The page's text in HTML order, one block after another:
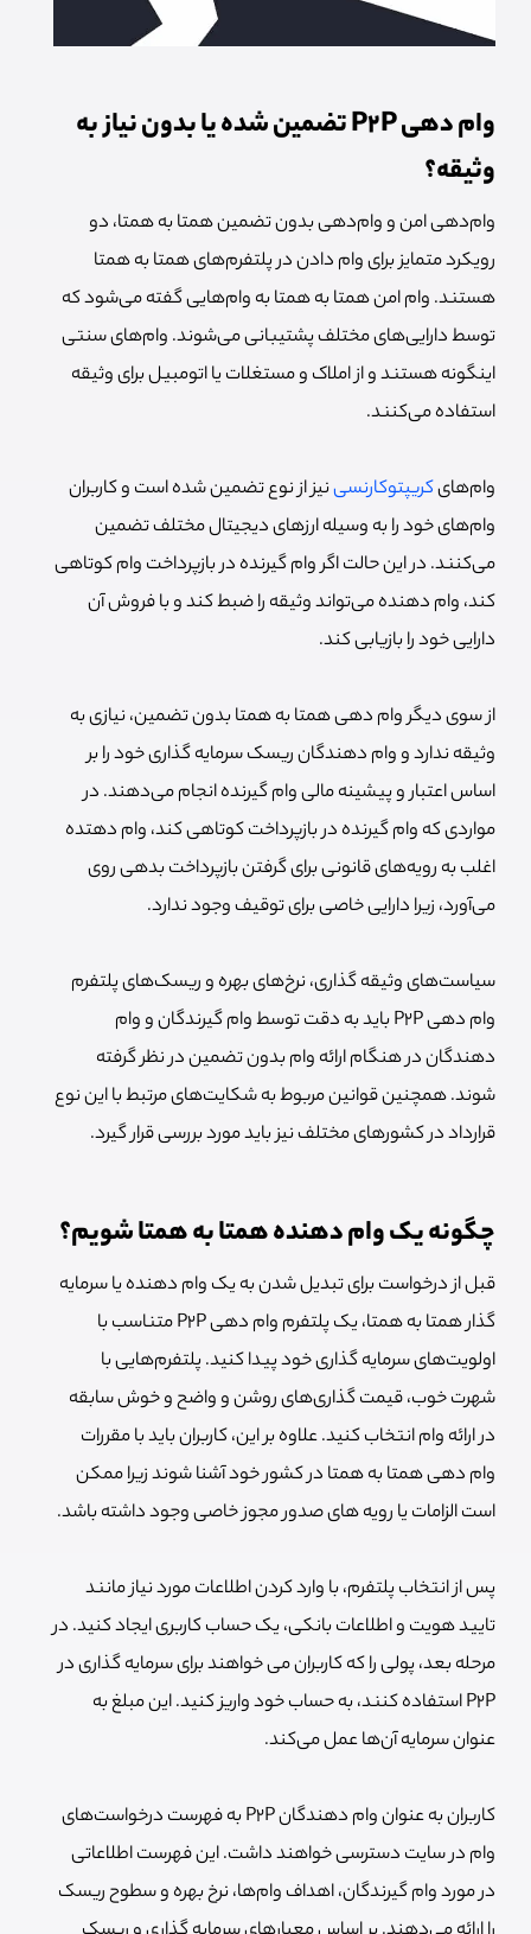
وام دهی P2P تضمین شده یا بدون نیاز به
وثیقه؟
وام‌دهی امن و وام‌دهی بدون تضمین همتا به همتا، دو
رویکرد متمایز برای وام دادن در پلتفرم‌های همتا به همتا
هستند. وام امن همتا به همتا به وام‌هایی گفته می‌شود که
توسط دارایی‌های مختلف پشتیبانی می‌شوند. وام‌های سنتی
اینگونه هستند و از املاک و مستغلات یا اتومبیل برای وثیقه
استفاده می‌کنند.
وام‌هایکریپتوکارنسینیز از نوع تضمین شده است و کاربران
وام‌های خود را به وسیله ارزهای دیجیتال مختلف تضمین
می‌کنند. در این حالت اگر وام گیرنده در بازپرداخت وام کوتاهی
کند، وام دهنده می‌تواند وثیقه را ضبط کند و با فروش آن
دارایی خود را بازیابی کند.
از سوی دیگر وام دهی همتا به همتا بدون تضمین، نیازی به
وثیقه ندارد و وام دهندگان ریسک سرمایه گذاری خود را بر
اساس اعتبار و پیشینه مالی وام گیرنده انجام می‌دهند. در
مواردی که وام گیرنده در بازپرداخت کوتاهی کند، وام دهتده
اغلب به رویه‌های قانونی برای گرفتن بازپرداخت بدهی روی
می‌آورد، زیرا دارایی خاصی برای توقیف وجود ندارد.
سیاست‌های وثیقه گذاری، نرخ‌های بهره و ریسک‌های پلتفرم
وام دهی P2P باید به دقت توسط وام گیرندگان و وام
دهندگان در هنگام ارائه وام بدون تضمین در نظر گرفته
شوند. همچنین قوانین مربوط به شکایت‌های مرتبط با این نوع
قرارداد در کشورهای مختلف نیز باید مورد بررسی قرار گیرد.
چگونه یک وام دهنده همتا به همتا شویم؟
قبل از درخواست برای تبدیل شدن به یک وام دهنده یا سرمایه
گذار همتا به همتا، یک پلتفرم وام دهی P2P متناسب با
اولویت‌های سرمایه گذاری خود پیدا کنید. پلتفرم‌هایی با
شهرت خوب، قیمت گذاری‌های روشن و واضح و خوش سابقه
در ارائه وام انتخاب کنید. علاوه بر این، کاربران باید با مقررات
وام دهی همتا به همتا در کشور خود آشنا شوند زیرا ممکن
است الزامات یا رویه های صدور مجوز خاصی وجود داشته باشد.
پس از انتخاب پلتفرم، با وارد کردن اطلاعات مورد نیاز مانند
تایید هویت و اطلاعات بانکی، یک حساب کاربری ایجاد کنید. در
مرحله بعد، پولی را که کاربران می خواهند برای سرمایه گذاری در
P2P استفاده کنند، به حساب خود واریز کنید. این مبلغ به
عنوان سرمایه آن‌ها عمل می‌کند.
کاربران به عنوان وام دهندگان P2P به فهرست درخواست‌های
وام در سایت دسترسی خواهند داشت. این فهرست اطلاعاتی
در مورد وام گیرندگان، اهداف وام‎‌ها، نرخ بهره و سطوح ریسک